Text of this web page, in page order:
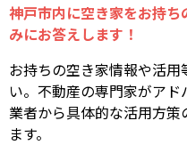
神戸市内に空き家をお持
みにお答えします！
お持ちの空き家情報や活
い。不動産の専門家がア
業者から具体的な活用方
ます。